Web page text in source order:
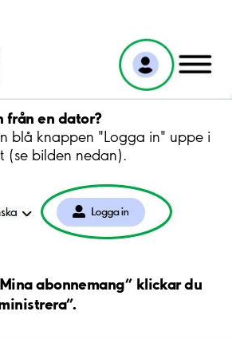
från en dator?
blå knappen "Logga in" uppe i
(se bilden nedan).
abonnemang” klickar du